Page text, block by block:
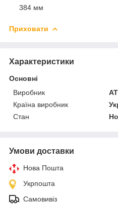
384 мм
Приховати
Характеристики
Основні
Виробник
Країна виробник
Стан
Умови доставки
Нова Пошта
Укрпошта
Самовивіз